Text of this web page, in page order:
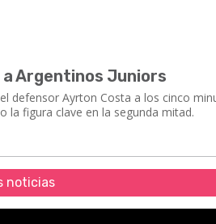
a Argentinos Juniors
defensor Ayrton Costa a los cinco
la figura clave en la segunda mitad.
noticias